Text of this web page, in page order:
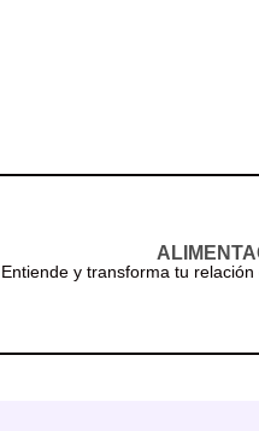
Entiende y transforma tu